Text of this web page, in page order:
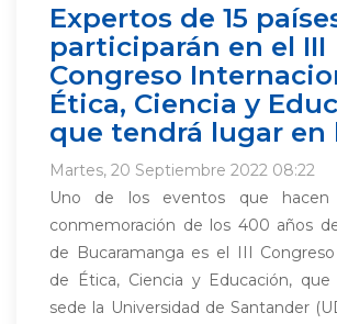
Expertos de 15
participarán en el III
Congreso
Ética, Ciencia y
que tendrá lugar en
Martes, 20 Septiembre 2022 08:22
Uno de los eventos que
conmemoración de los 400 años
de Bucaramanga es el III
de Ética, Ciencia y Educación,
sede la Universidad de Santander